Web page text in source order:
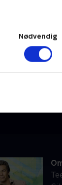
Nødvendig